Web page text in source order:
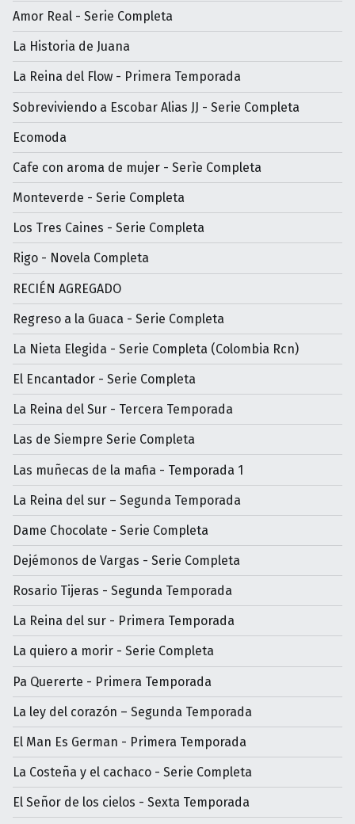
Amor Real - Serie Completa
La Historia de Juana
La Reina del Flow - Primera Temporada
Sobreviviendo a Escobar Alias JJ - Serie Completa
Ecomoda
Cafe con aroma de mujer - Serìe Completa
Monteverde - Serie Completa
Los Tres Caines - Serie Completa
Rigo - Novela Completa
RECIÉN AGREGADO
Regreso a la Guaca - Serie Completa
La Nieta Elegida - Serie Completa (Colombia Rcn)
El Encantador - Serie Completa
La Reina del Sur - Tercera Temporada
Las de Siempre Serie Completa
Las muñecas de la mafia - Temporada 1
La Reina del sur – Segunda Temporada
Dame Chocolate - Serie Completa
Dejémonos de Vargas - Serie Completa
Rosario Tijeras - Segunda Temporada
La Reina del sur - Primera Temporada
La quiero a morir - Serie Completa
Pa Quererte - Primera Temporada
La ley del corazón – Segunda Temporada
El Man Es German - Primera Temporada
La Costeña y el cachaco - Serie Completa
El Señor de los cielos - Sexta Temporada